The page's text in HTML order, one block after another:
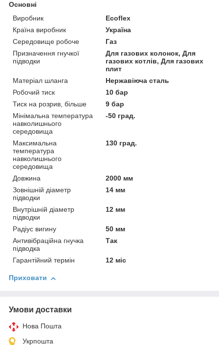
Основні
Виробник
Ecoflex
Країна виробник
Україна
Середовище робоче
Газ
Призначення гнучкої
підводки
Для газових колонок, Для
газових котлів, Для газових
плит
Матеріал шланга
Нержавіюча сталь
Робочий тиск
10 бар
Тиск на розрив, більше
9 бар
Мінімальна температура
навколишнього
середовища
-50 град.
Максимальна
температура
навколишнього
середовища
130 град.
Довжина
2000 мм
Зовнішній діаметр
підводки
14 мм
Внутрішній діаметр
підводки
12 мм
Радіус вигину
50 мм
Антивібраційна гнучка
підводка
Так
Гарантійний термін 12 міс
Приховати
Умови доставки
Нова Пошта
Укрпошта